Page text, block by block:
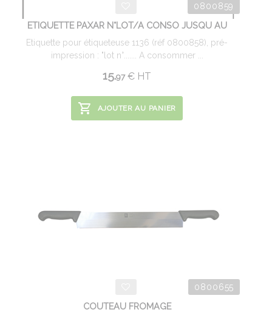
0800859
ETIQUETTE PAXAR N°LOT/A CONSO JUSQU AU
Etiquette pour étiqueteuse 1136 (réf 0800858), pré-
impression : "lot n°....... A consommer ...
15.97 € HT
AJOUTER AU PANIER
0800655
COUTEAU FROMAGE